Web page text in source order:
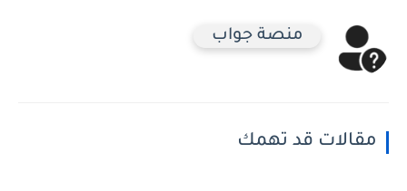
منصة جواب
مقالات قد تهمك